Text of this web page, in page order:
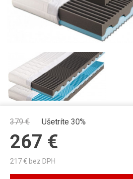
379€ Ušetríte 30%
267 €
217€ bez DPH